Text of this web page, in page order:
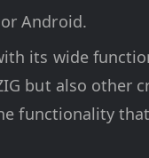
Android.
its wide
but also other
functionality